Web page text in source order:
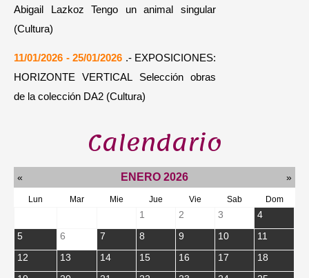
Abigail Lazkoz Tengo un animal singular
(Cultura)
11/01/2026 - 25/01/2026 .- EXPOSICIONES:
HORIZONTE VERTICAL Selección obras
de la colección DA2 (Cultura)
Calendario